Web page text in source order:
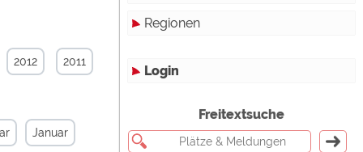
2012 2011
Januar
Reisemobilstellplätze
Bungalows
Baden-Württemberg
Brandenburg
Regionen
Login
Freitextsuche
Anbieters